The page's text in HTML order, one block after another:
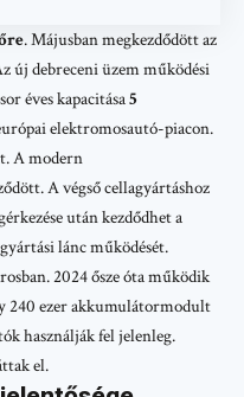
. Májusban megkezdődött az
új debreceni üzem működési
éves kapacitása5
elektromosautó-piacon.
A modern
A végső cellagyártáshoz
után kezdődhet a
lánc működését.
2024 ősze óta működik
240 ezer akkumulátormodult
használják fel jelenleg.
el.